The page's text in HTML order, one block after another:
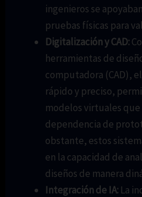
ingenieros se
pruebas físicas para
Digitalización y CAD:
herramientas de
computadora (CAD),
rápido y preciso,
modelos virtuales
dependencia de
obstante, estos
en la capacidad de
diseños de manera
Integración de IA: La